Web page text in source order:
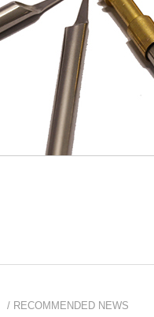
/ RECOMMENDED NEWS